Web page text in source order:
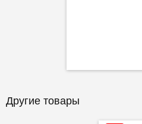
Другие товары